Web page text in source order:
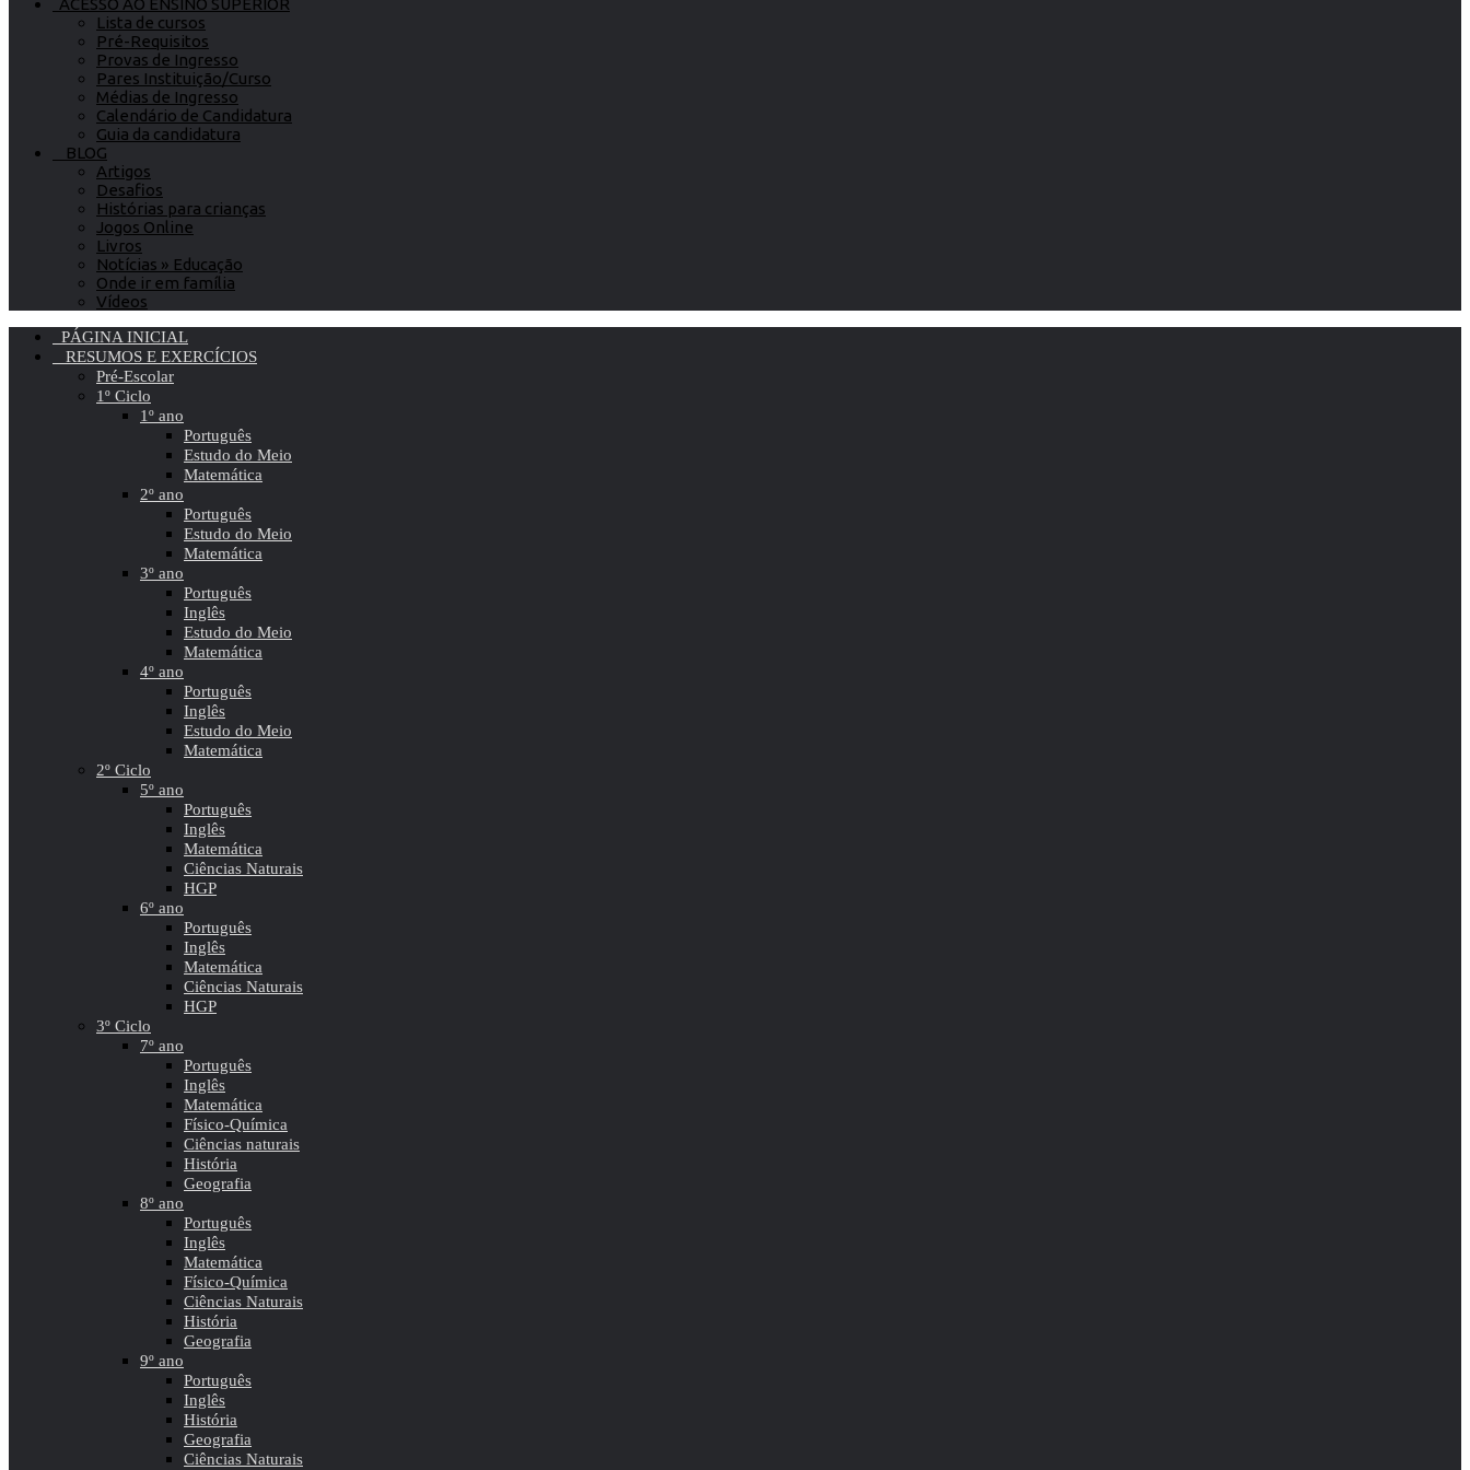
ACESSO AO ENSINO SUPERIOR
Lista de cursos
Pré-Requisitos
Provas de Ingresso
Pares Instituição/Curso
Médias de Ingresso
Calendário de Candidatura
Guia da candidatura
BLOG
Artigos
Desafios
Histórias para crianças
Jogos Online
Livros
Notícias » Educação
Onde ir em família
Vídeos
PÁGINA INICIAL
RESUMOS E EXERCÍCIOS
Pré-Escolar
1º Ciclo
1º ano
Português
Estudo do Meio
Matemática
2º ano
Português
Estudo do Meio
Matemática
3º ano
Português
Inglês
Estudo do Meio
Matemática
4º ano
Português
Inglês
Estudo do Meio
Matemática
2º Ciclo
5º ano
Português
Inglês
Matemática
Ciências Naturais
HGP
6º ano
Português
Inglês
Matemática
Ciências Naturais
HGP
3º Ciclo
7º ano
Português
Inglês
Matemática
Físico-Química
Ciências naturais
História
Geografia
8º ano
Português
Inglês
Matemática
Físico-Química
Ciências Naturais
História
Geografia
9º ano
Português
Inglês
História
Geografia
Ciências Naturais